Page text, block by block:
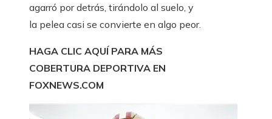
agarró por detrás, tirándolo al suelo, y
la pelea casi se convierte en algo peor.
HAGA CLIC AQUÍ PARA MÁS
COBERTURA DEPORTIVA EN
FOXNEWS.COM